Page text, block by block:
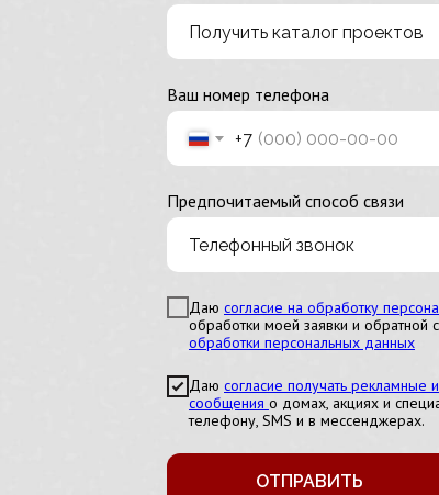
Ваш номер телефона
+7
Предпочитаемый способ связи
Даю согласие на обработку
обработки моей заявки и обратной
обработки персональных данных
Даю согласие получать
сообщения о домах, акциях и
телефону, SMS и в мессенджерах.
ОТПРАВИТЬ